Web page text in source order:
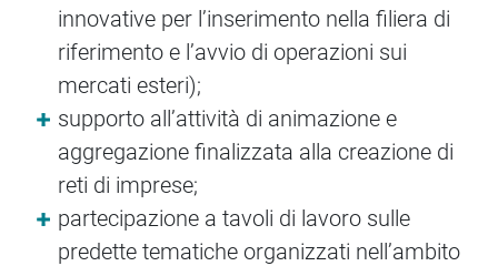
innovative per l’inserimento nella filiera di
riferimento e l’avvio di operazioni sui
mercati esteri);
supporto all’attività di animazione e
aggregazione finalizzata alla creazione di
reti di imprese;
partecipazione a tavoli di lavoro sulle
predette tematiche organizzati nell’ambito